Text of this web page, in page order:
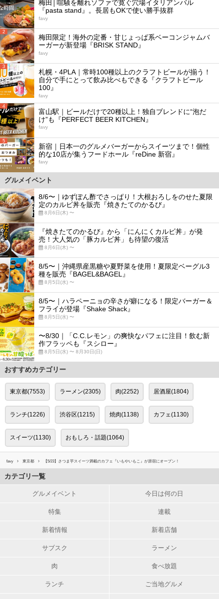
梅田│喧騒を離れソファで寛ぐ穴場イタリアンバル
『pasta stand』。長居もOKで使い勝手抜群
favy
2
梅田限定！海外の定番・甘じょっぱ系ベーコンジャムバ
ーガーが新登場『BRISK STAND』
favy
3
札幌・4PLA｜常時100種以上のクラフトビールが揃う！
自分で手にとって飲み比べもできる『クラフトビール
100』
favy
4
富山駅｜ビールだけで20種以上！独自ブレンドに“泡だ
け”も『PERFECT BEER KITCHEN』
favy
5
新宿｜日本一のグルメバーガーからスイーツまで！個性
的な10店が集うフードホール『reDine 新宿』
favy
グルメイベント
8/6〜｜ゆずぽん酢でさっぱり！大根おろしをのせた夏限
定のカルビ丼を販売『焼きたてのかるび』
8月6日(木) 〜
『焼きたてのかるび』から「にんにくカルビ丼」が発
売！大人気の「豚カルビ丼」も待望の復活
8月6日(木) 〜
8/5〜｜沖縄県産黒糖や夏野菜を使用！夏限定ベーグル3
種を販売『BAGEL&BAGEL』
8月5日(水) 〜
8/5〜｜ハラペーニョの辛さが癖になる！限定バーガー＆
フライが登場『Shake Shack』
8月5日(水) 〜
〜8/30｜「C.C.レモン」の爽快なパフェに注目！飲む新
作フラッペも『スシロー』
8月5日(水) 〜 8月30日(日)
おすすめカテゴリー
東京都(7553) ラーメン(2305) 肉(2252) 居酒屋(1804)
ランチ(1226) 渋谷区(1215) 焼肉(1138) カフェ(1130)
スイーツ(1130) おもしろ・話題(1064)
favy 東京都 【5/23】さつま芋スイーツ満載のカフェ『いもやいもこ』が原宿にオープン！
カテゴリ一覧
グルメイベント 今日は何の日
特集 連載
新着情報 新着店舗
サブスク ラーメン
肉 食べ放題
ランチ ご当地グルメ